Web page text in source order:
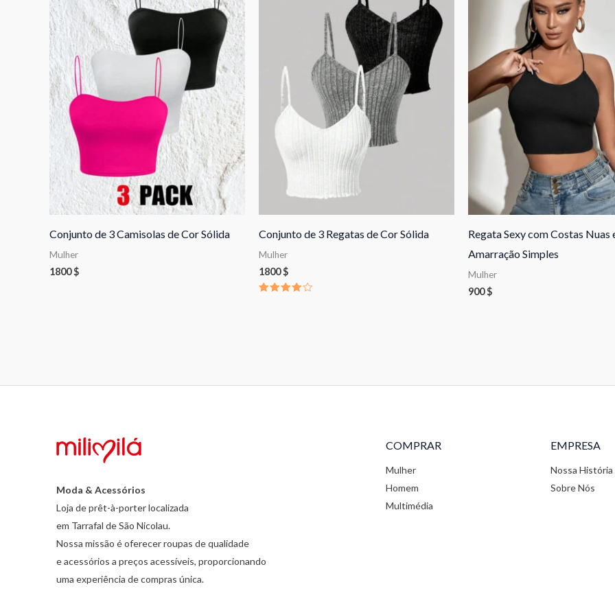
Conjunto de 3 Camisolas de Cor Sólida
Mulher
1800$
Conjunto de 3 Regatas de Cor Sólida
Mulher
1800$
Regata Sexy com Costas Nuas
Amarração Simples
Mulher
900$
Moda & Acessórios
Loja de prêt-à-porter localizada
em Tarrafal de São Nicolau.
Nossa missão é oferecer roupas de qualidade
e acessórios a preços acessíveis, proporcionando
uma experiência de compras única.
COMPRAR
Mulher
Homem
Multimédia
EMPRESA
Nossa História
Sobre Nós